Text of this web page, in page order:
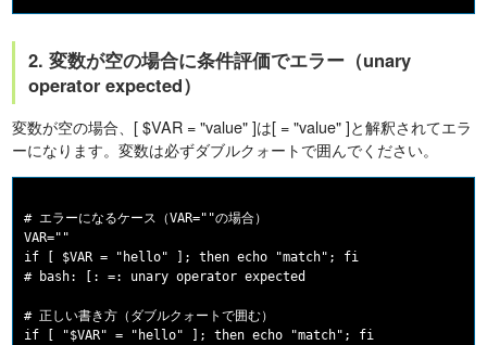
2. 変数が空の場合に条件評価でエラー（unary
operator expected）
変数が空の場合、[ $VAR = "value" ]は[ = "value" ]と解釈されてエラ
ーになります。変数は必ずダブルクォートで囲んでください。
# エラーになるケース（VAR=""の場合）
VAR=""
if [ $VAR = "hello" ]; then echo "match"; fi
# bash: [: =: unary operator expected
# 正しい書き方（ダブルクォートで囲む）